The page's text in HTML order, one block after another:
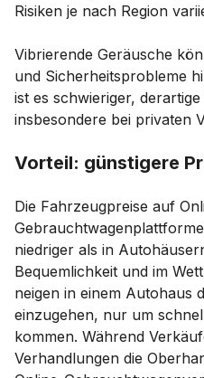
Risiken je nach Region
Vibrierende Geräusche
und Sicherheitsprobleme
ist es schwieriger,
insbesondere bei privaten
Vorteil: günstigere
Die Fahrzeugpreise auf
niedriger als in
Bequemlichkeit und im
neigen in einem Autohaus
einzugehen, nur um
kommen. Während
Verhandlungen die